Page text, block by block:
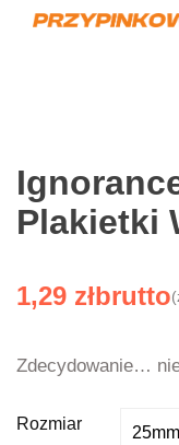
Plakietki
1,29 zł
Zdecydowanie…
Rozmiar